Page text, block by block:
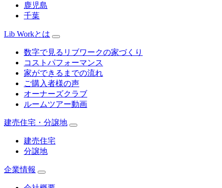
鹿児島
千葉
Lib Workとは
数字で見るリブワークの家づくり
コストパフォーマンス
家ができるまでの流れ
ご購入者様の声
オーナーズクラブ
ルームツアー動画
建売住宅・分譲地
建売住宅
分譲地
企業情報